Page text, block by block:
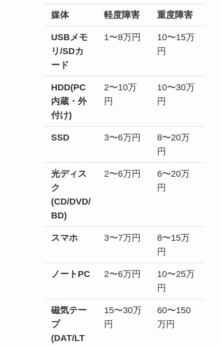
媒体 軽度障害 重度障害
USBメモ
リ/SDカ
ード
1〜8万円
10〜15万
円
HDD(PC
内蔵・外
付け)
2〜10万
円
10〜30万
円
SSD 3〜6万円
8〜20万
円
光ディス
ク
(CD/DVD/
BD)
2〜6万円
6〜20万
円
スマホ 3〜7万円
8〜15万
円
ノートPC 2〜6万円
10〜25万
円
磁気テー
プ
(DAT/LT
15〜30万
円
60〜150
万円